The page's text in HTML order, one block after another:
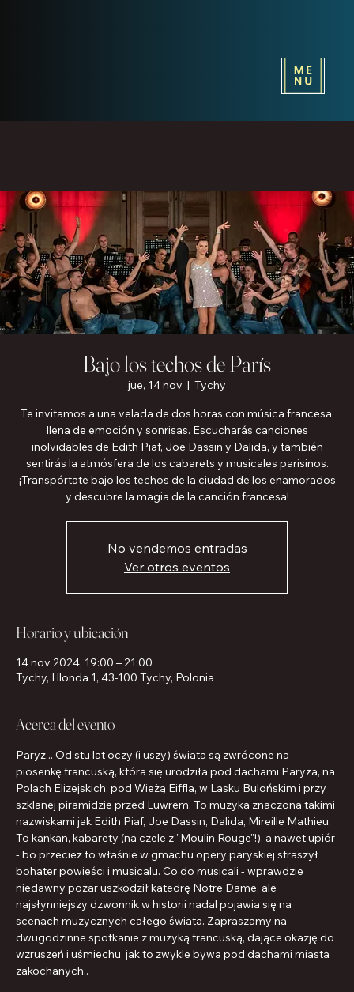
Bajo los techos de París
jue, 14 nov
  |
Tychy
Te invitamos a una velada de dos horas con música francesa,
llena de emoción y sonrisas. Escucharás canciones
inolvidables de Edith Piaf, Joe Dassin y Dalida, y también
sentirás la atmósfera de los cabarets y musicales parisinos.
¡Transpórtate bajo los techos de la ciudad de los enamorados
y descubre la magia de la canción francesa!
No vendemos entradas
Ver otros eventos
Horario y ubicación
14 nov 2024, 19:00 – 21:00
Tychy, Hlonda 1, 43-100 Tychy, Polonia
Acerca del evento
Paryż... Od stu lat oczy (i uszy) świata są zwrócone na
piosenkę francuską, która się urodziła pod dachami Paryża, na
Polach Elizejskich, pod Wieżą Eiffla, w Lasku Bulońskim i przy
szklanej piramidzie przed Luwrem. To muzyka znaczona takimi
nazwiskami jak Edith Piaf, Joe Dassin, Dalida, Mireille Mathieu.
To kankan, kabarety (na czele z "Moulin Rouge"!), a nawet upiór
- bo przecież to właśnie w gmachu opery paryskiej straszył
bohater powieści i musicalu. Co do musicali - wprawdzie
niedawny pożar uszkodził katedrę Notre Dame, ale
najsłynniejszy dzwonnik w historii nadal pojawia się na
scenach muzycznych całego świata. Zapraszamy na
dwugodzinne spotkanie z muzyką francuską, dające okazję do
wzruszeń i uśmiechu, jak to zwykle bywa pod dachami miasta
zakochanych..